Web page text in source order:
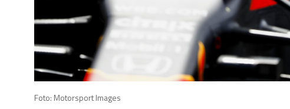
Foto: Motorsport Images